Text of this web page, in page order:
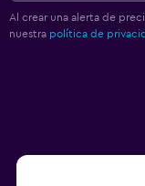
Al crear una alerta de
nuestra política de